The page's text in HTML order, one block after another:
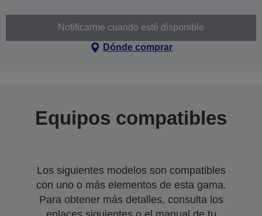
Notificarme cuando esté disponible
Dónde comprar
Equipos compatibles
Los siguientes modelos son compatibles
con uno o más elementos de esta gama.
Para obtener más detalles, consulta los